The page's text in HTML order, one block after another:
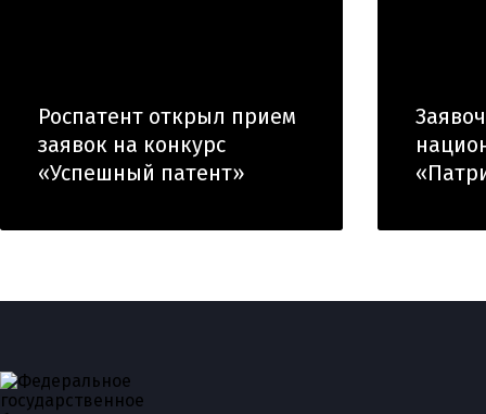
Роспатент открыл прием
заявок на конкурс
«Успешный патент»